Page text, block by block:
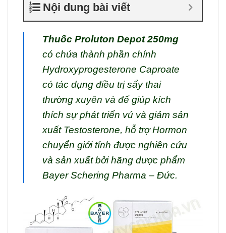
Nội dung bài viết
Thuốc Proluton Depot 250mg
có chứa thành phần chính
Hydroxyprogesterone Caproate
có tác dụng điều trị sẩy thai
thường xuyên và để giúp kích
thích sự phát triển vú và giảm sản
xuất Testosterone, hỗ trợ Hormon
chuyển giới tính được nghiên cứu
và sản xuất bởi hãng dược phẩm
Bayer Schering Pharma – Đức.